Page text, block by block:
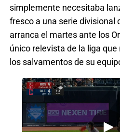
simplemente necesitaba
fresco a una serie divisional
arranca el martes ante los
único relevista de la liga que
los salvamentos de su